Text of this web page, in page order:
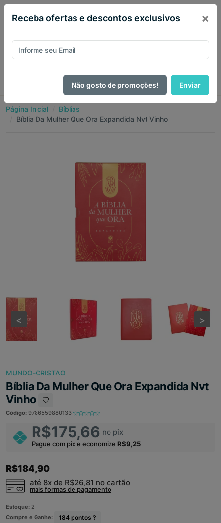
Página Inicial
Bíblias
Bíblia Da Mulher Que Ora Expandida Nvt Vinho
< >
< >
MUNDO-CRISTAO
Bíblia Da Mulher Que Ora Expandida Nvt
Vinho
Código: 9786559880133
R$175,66 no pix
Pague com pix e economize R$9,25
R$184,90
até 8x de R$26,81 no cartão
mais formas de pagamento
Estoque: 2
Compre e Ganhe:
184 pontos ?
Receba ofertas e descontos exclusivos ×
Não gosto de promoções! Enviar